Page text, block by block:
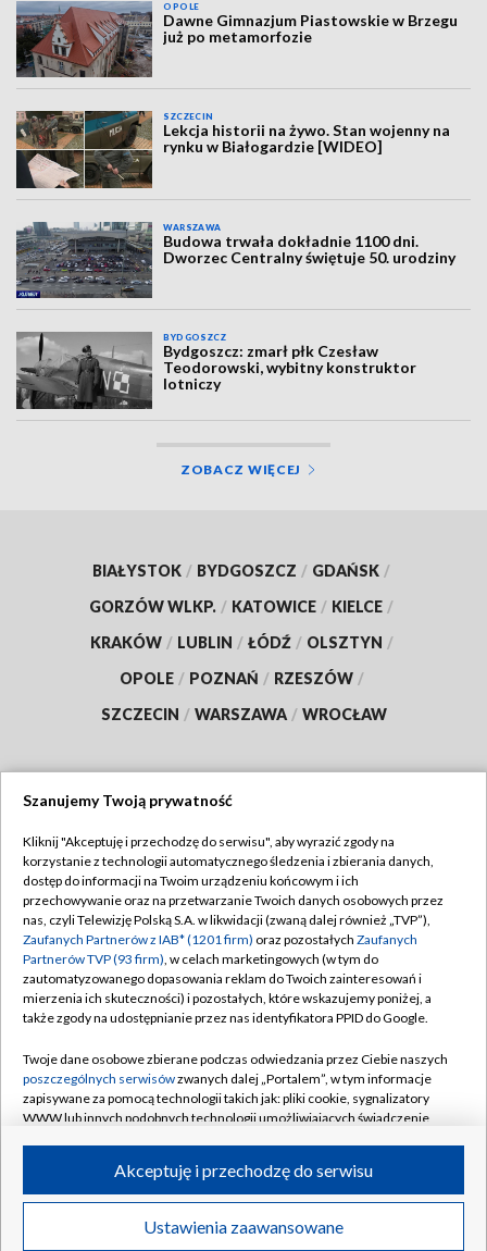
OPOLE
Dawne Gimnazjum Piastowskie w Brzegu
już po metamorfozie
SZCZECIN
Lekcja historii na żywo. Stan wojenny na
rynku w Białogardzie [WIDEO]
WARSZAWA
Budowa trwała dokładnie 1100 dni.
Dworzec Centralny świętuje 50. urodziny
BYDGOSZCZ
Bydgoszcz: zmarł płk Czesław
Teodorowski, wybitny konstruktor
lotniczy
ZOBACZ WIĘCEJ
BIAŁYSTOK / BYDGOSZCZ / GDAŃSK /
GORZÓW WLKP. / KATOWICE / KIELCE /
KRAKÓW / LUBLIN / ŁÓDŹ / OLSZTYN /
OPOLE / POZNAŃ / RZESZÓW /
SZCZECIN / WARSZAWA / WROCŁAW
TVP
Abonament TVP
Emisja w TVP
Centrum informacji TVP
Naziemna Telewizja Cyfrowa
Rada Programowa
System NOS
Informacje o nadawcy
Program dla prasy
Regulamin TVP
Polityka prywatności
Moje zgody
Pomoc
Kontakt
Kanały
©2026 Telewizja Polska S.A. w likwidacji
Szanujemy Twoją prywatność
Kliknij "Akceptuję i przechodzę do serwisu", aby wyrazić zgody na
korzystanie z technologii automatycznego śledzenia i zbierania danych,
dostęp do informacji na Twoim urządzeniu końcowym i ich
przechowywanie oraz na przetwarzanie Twoich danych osobowych przez
nas, czyli Telewizję Polską S.A. w likwidacji (zwaną dalej również „TVP”),
Zaufanych Partnerów z IAB* (1201 firm) oraz pozostałych Zaufanych
Partnerów TVP (93 firm), w celach marketingowych (w tym do
zautomatyzowanego dopasowania reklam do Twoich zainteresowań i
mierzenia ich skuteczności) i pozostałych, które wskazujemy poniżej, a
także zgody na udostępnianie przez nas identyfikatora PPID do Google.
Twoje dane osobowe zbierane podczas odwiedzania przez Ciebie naszych
poszczególnych serwisówzwanych dalej „Portalem”, w tym informacje
zapisywane za pomocą technologii takich jak: pliki cookie, sygnalizatory
WWW lub innych podobnych technologii umożliwiających świadczenie
ruchu w Internecie.
Twoje dane osobowe zbierane podczas odwiedzania przez Ciebie
poszczególnych serwisówna Portalu, takie jak adresy IP, identyfikatory
Ustawienia zaawansowane
Akceptuję i przechodzę do serwisu